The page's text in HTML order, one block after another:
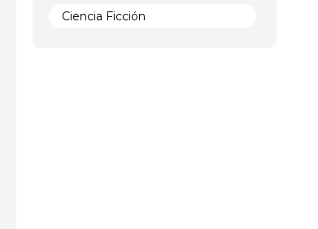
Ciencia Ficción